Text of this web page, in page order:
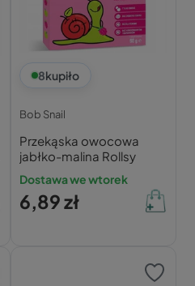
8kupiło
Bob Snail
Przekąska owocowa
jabłko-malina Rollsy
Dostawa we wtorek
6,89 zł